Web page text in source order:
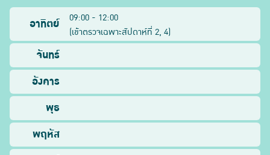
อาทิตย์
09:00 - 12:00
(เข้าตรวจเฉพาะสัปดาห์ที่ 2, 4)
จันทร์
อังคาร
พุธ
พฤหัส